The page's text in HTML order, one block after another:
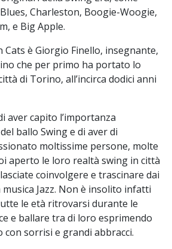
Charleston, Boogie-Woogie,
e Big Apple.
è Giorgio Finello, insegnante,
che per primo ha portato lo
di Torino, all’incirca dodici anni
aver capito l’importanza
ballo Swing e di aver di
moltissime persone, molte
aperto le loro realtà swing in città
coinvolgere e trascinare dai
Jazz. Non è insolito infatti
le età ritrovarsi durante le
e ballare tra di loro esprimendo
sorrisi e grandi abbracci.